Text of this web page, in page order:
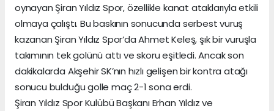
oynayan Şiran Yıldız Spor, özellikle kanat ataklarıyla etkili
olmaya çalıştı. Bu baskının sonucunda serbest vuruş
kazanan Şiran Yıldız Spor’da Ahmet Keleş, şık bir vuruşla
takımının tek golünü attı ve skoru eşitledi. Ancak son
dakikalarda Akşehir SK’nın hızlı gelişen bir kontra atağı
sonucu bulduğu golle maç 2-1 sona erdi.
Şiran Yıldız Spor Kulübü Başkanı Erhan Yıldız ve